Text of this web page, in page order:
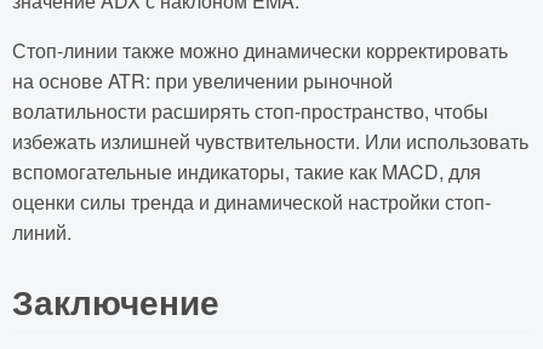
Стоп-линии также можно динамически корректировать
на основе ATR: при увеличении рыночной
волатильности расширять стоп-пространство, чтобы
избежать излишней чувствительности. Или использовать
вспомогательные индикаторы, такие как MACD, для
оценки силы тренда и динамической настройки стоп-
линий.
Заключение